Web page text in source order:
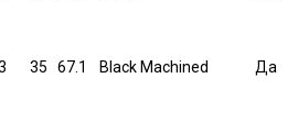
35 67.1 Black Machined Да